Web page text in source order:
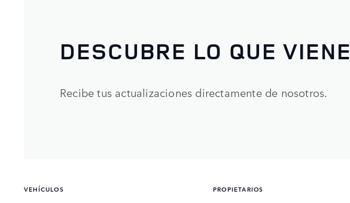
DESCUBRE LO QUE VIENE
Recibe tus actualizaciones directamente de nosotros.
VEHÍCULOS PROPIETARIOS